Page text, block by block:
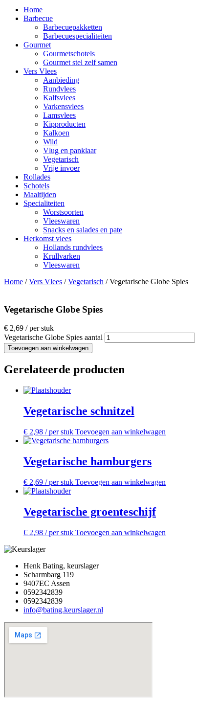
Home
Barbecue
Barbecuepakketten
Barbecuespecialiteiten
Gourmet
Gourmetschotels
Gourmet stel zelf samen
Vers Vlees
Aanbieding
Rundvlees
Kalfsvlees
Varkensvlees
Lamsvlees
Kipproducten
Kalkoen
Wild
Vlug en panklaar
Vegetarisch
Vrije invoer
Rollades
Schotels
Maaltijden
Specialiteiten
Worstsoorten
Vleeswaren
Snacks en salades en pate
Herkomst vlees
Hollands rundvlees
Krullvarken
Vleeswaren
Home /Vers Vlees /Vegetarisch / Vegetarische Globe Spies
Vegetarische Globe Spies
€ 2,69 / per stuk
Vegetarische Globe Spies aantal
Toevoegen aan winkelwagen
Gerelateerde producten
Vegetarische schnitzel
€ 2,98 / per stuk Toevoegen aan winkelwagen
Vegetarische hamburgers
€ 2,69 / per stuk Toevoegen aan winkelwagen
Vegetarische groenteschijf
€ 2,98 / per stuk Toevoegen aan winkelwagen
Henk Bating, keurslager
Scharmbarg 119
9407EC Assen
0592342839
0592342839
info@bating.keurslager.nl